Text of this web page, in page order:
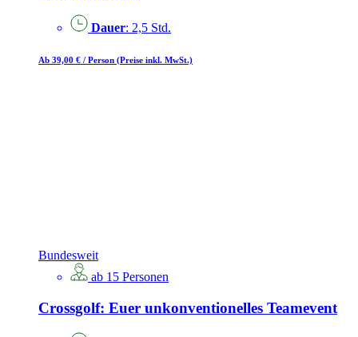
Dauer: 2,5 Std.
Ab 39,00 € / Person (Preise inkl. MwSt.)
Bundesweit
ab 15 Personen
Crossgolf: Euer unkonventionelles Teamevent